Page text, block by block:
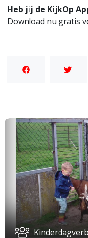
Heb jij de KijkOp
Download nu gratis